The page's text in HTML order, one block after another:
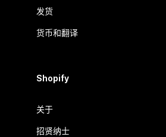
发货
货币和翻译
Shopify
关于
招贤纳士